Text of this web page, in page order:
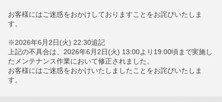
お客様にはご迷惑をおかけしておりますことをお詫びいたしま
す。
※2026年6月2日(火) 22:30追記
上記の不具合は、2026年6月2日(火) 13:00より19:00頃まで実施し
たメンテナンス作業において修正されました。
お客様にはご迷惑をおかけいたしましたことをお詫びいたしま
す。